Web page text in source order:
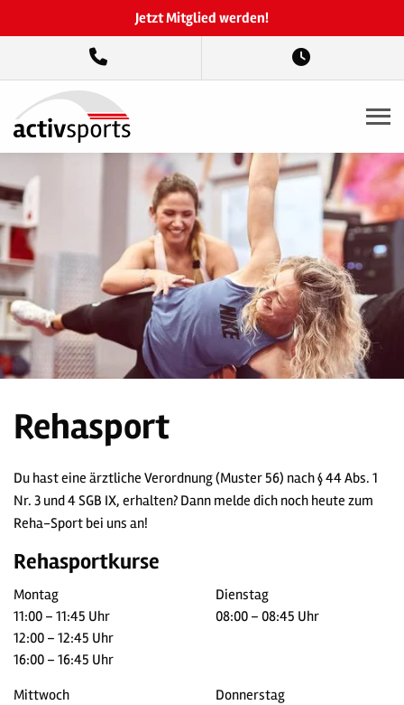
Jetzt Mitglied werden!
Rehasport
Du hast eine ärztliche Verordnung (Muster 56) nach § 44 Abs. 1
Nr. 3 und 4 SGB IX, erhalten? Dann melde dich noch heute zum
Reha-Sport bei uns an!
Rehasportkurse
Montag
11:00 – 11:45 Uhr
12:00 – 12:45 Uhr
16:00 – 16:45 Uhr
Dienstag
08:00 – 08:45 Uhr
Mittwoch
Donnerstag